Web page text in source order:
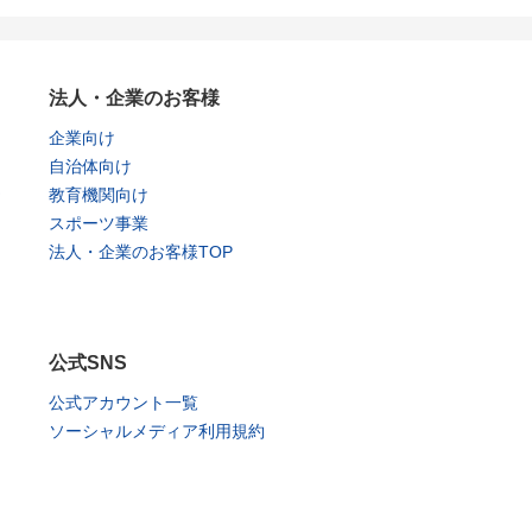
法人・企業のお客様
企業向け
自治体向け
教育機関向け
スポーツ事業
法人・企業のお客様TOP
公式SNS
公式アカウント一覧
ソーシャルメディア利用規約